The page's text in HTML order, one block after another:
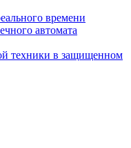
времени
автомата
техники в защищенном